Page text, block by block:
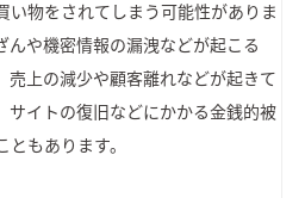
い物をされてしまう可能性がありま
んや機密情報の漏洩などが起こる
売上の減少や顧客離れなどが起きて
サイトの復旧などにかかる金銭的被
もあります。